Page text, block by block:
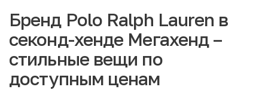
Бренд Polo Ralph Lauren в
секонд-хенде Мегахенд –
стильные вещи по
доступным ценам